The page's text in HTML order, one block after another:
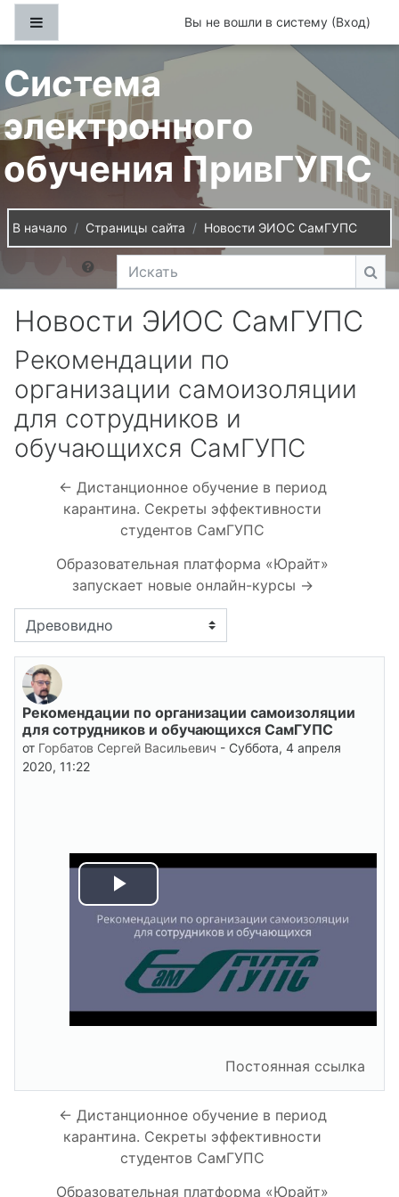
Перейти к основному содержанию
Вы не вошли в систему (Вход)
Система
электронного
обучения ПривГУПС
В начало Страницы сайта Новости ЭИОС СамГУПС
Искать
Новости ЭИОС СамГУПС
Рекомендации по
организации самоизоляции
для сотрудников и
обучающихся СамГУПС
← Дистанционное обучение в период
карантина. Секреты эффективности
студентов СамГУПС
Образовательная платформа «Юрайт»
запускает новые онлайн-курсы →
Режим отображения
Рекомендации по организации самоизоляции
для сотрудников и обучающихся СамГУПС
от Горбатов Сергей Васильевич - Суббота, 4 апреля
2020, 11:22
Количество ответов: 0
Воспроизвести
видео
Постоянная ссылка
← Дистанционное обучение в период
карантина. Секреты эффективности
студентов СамГУПС
Образовательная платформа «Юрайт»